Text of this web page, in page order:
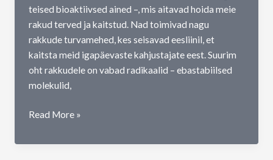
teised bioaktiivsed ained –, mis aitavad hoida meie
rakud terved ja kaitstud. Nad toimivad nagu
rakkude turvamehed, kes seisavad eesliinil, et
kaitsta meid igapäevaste kahjustajate eest. Suurim
oht rakkudele on vabad radikaalid – ebastabiilsed
molekulid,
Antioksüdandid
–
Read More »